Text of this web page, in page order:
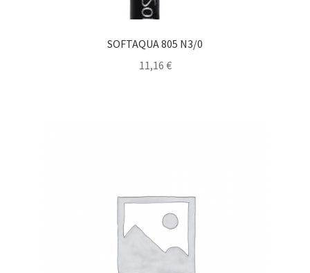
SOFTAQUA 805 N3/0
11,16 €